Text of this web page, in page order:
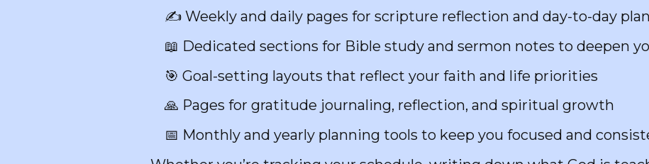
✍️ Weekly and daily pages for scripture reflection and day-to-day
📖 Dedicated sections for Bible study and sermon notes to deepen
🎯 Goal-setting layouts that reflect your faith and life priorities
🙏 Pages for gratitude journaling, reflection, and spiritual growth
📅 Monthly and yearly planning tools to keep you focused and